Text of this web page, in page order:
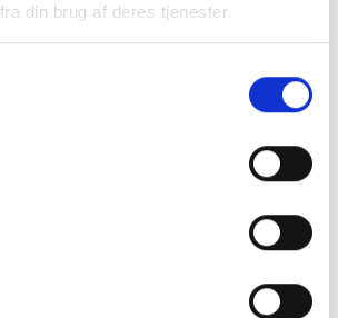
din brug af deres tjenester.
fragtprisen 29,-